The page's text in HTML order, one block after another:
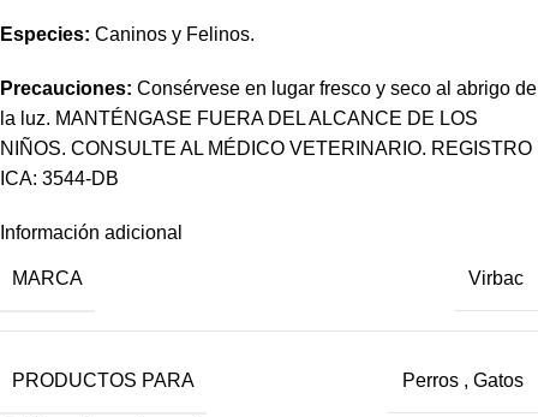
Especies: Caninos y Felinos.
Precauciones: Consérvese en lugar fresco y seco al abrigo de
la luz. MANTÉNGASE FUERA DEL ALCANCE DE LOS
NIÑOS. CONSULTE AL MÉDICO VETERINARIO. REGISTRO
ICA: 3544-DB
Información adicional
MARCA Virbac
PRODUCTOS PARA Perros , Gatos